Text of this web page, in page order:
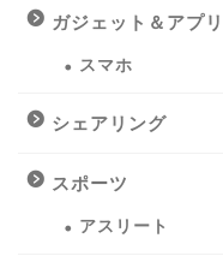
ガジェット＆アプリ
スマホ
シェアリング
スポーツ
アスリート